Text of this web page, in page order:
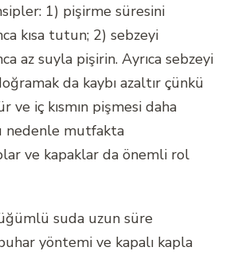
1) pişirme süresini
kısa tutun; 2) sebzeyi
az suyla pişirin. Ayrıca sebzeyi
da kaybı azaltır çünkü
ve iç kısmın pişmesi daha
nedenle mutfakta
ve kapaklar da önemli rol
suda uzun süre
yöntemi ve kapalı kapla